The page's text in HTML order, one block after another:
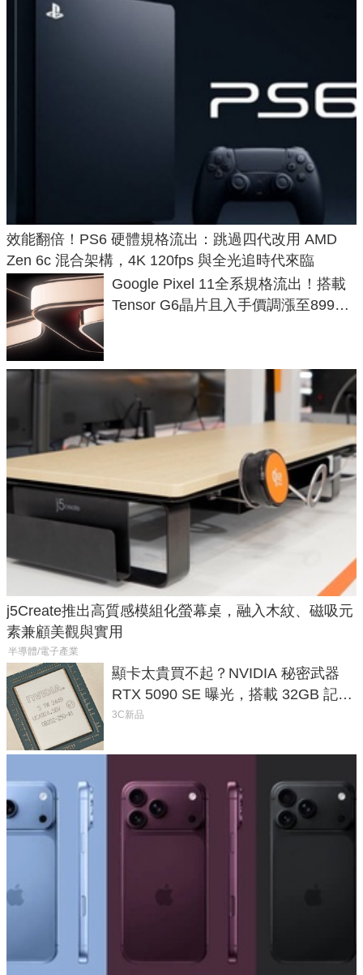
效能翻倍！PS6 硬體規格流出：跳過四代改用 AMD
Zen 6c 混合架構，4K 120fps 與全光追時代來臨
Google Pixel 11全系規格流出！搭載
Tensor G6晶片且入手價調漲至899美
j5Create推出高質感模組化螢幕桌，融入木紋、磁吸元
素兼顧美觀與實用
半導體/電子產業
顯卡太貴買不起？NVIDIA 秘密武器
RTX 5090 SE 曝光，搭載 32GB 記憶
體
3C新品